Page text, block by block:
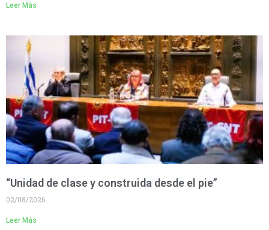
Leer Más
“Unidad de clase y construida desde el pie”
02/08/2026
Leer Más